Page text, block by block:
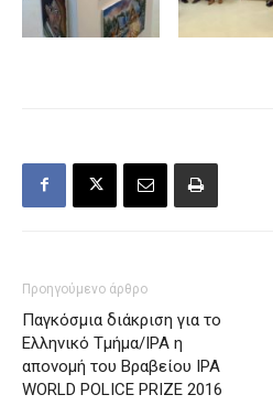
Προηγούμενο άρθρο
Παγκόσμια διάκριση για το
Ελληνικό Τμήμα/ΙΡΑ η
απονομή του Βραβείου IPA
WORLD POLICE PRIZE 2016